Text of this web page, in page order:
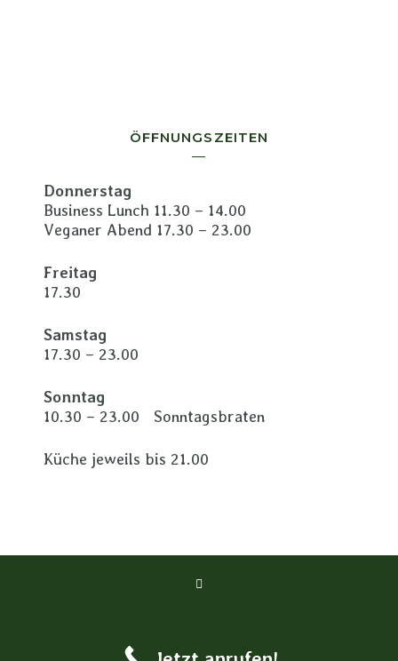
ÖFFNUNGSZEITEN
Donnerstag
Business Lunch 11.30 – 14.00
Veganer Abend 17.30 – 23.00
Freitag
17.30
Samstag
17.30 – 23.00
Sonntag
10.30 – 23.00 Sonntagsbraten
Küche jeweils bis 21.00
Copyright Neuwirt Surheim